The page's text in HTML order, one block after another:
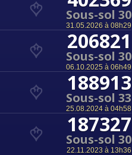
Sous-sol 30
31.05.2026 à 08h29
206821
Sous-sol 30
06.10.2025 à 06h49
188913
Sous-sol 33
25.08.2024 à 04h58
187327
Sous-sol 30
22.11.2023 à 13h36